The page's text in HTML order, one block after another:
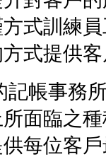
式訓練
式提供客
記帳事務
面臨之
每位客